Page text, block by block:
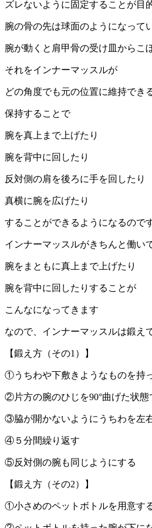
ズレないように固定することが目
腕の骨の先は球面のようになって
腕が動くと肩甲骨の受け皿からこ
それをインナーマッスルが
どの角度でも元の位置に維持でき
保持することで
腕を真上まで上げたり
腕を背中に回したり
反対側の肩を後ろに手を回したり
真横に腕を広げたり
することができるようになるので
インナーマッスルがきちんと働い
腕をまともに真上まで上げたり
腕を背中に回したりすることが
こんなになってきます
なので、インナーマッスルは鍛え
【鍛え方（その1）】
①うちわや下敷きようなものを持
②片方の腕のひじを90°曲げた状態
③脇が開かないようにうちわを左
④５分間繰り返す
⑤反対側の腕も同じようにする
【鍛え方（その2）】
①小さめのペットボトルを用意す